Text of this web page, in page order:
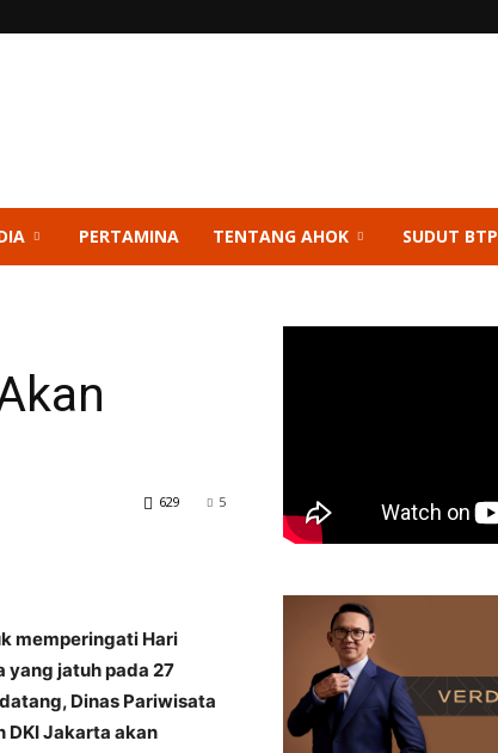
PERTAMINA TENTANG AHOK SUDUT BTP
5
629
memperingati Hari
yang jatuh pada 27
Dinas Pariwisata
DKI Jakarta akan